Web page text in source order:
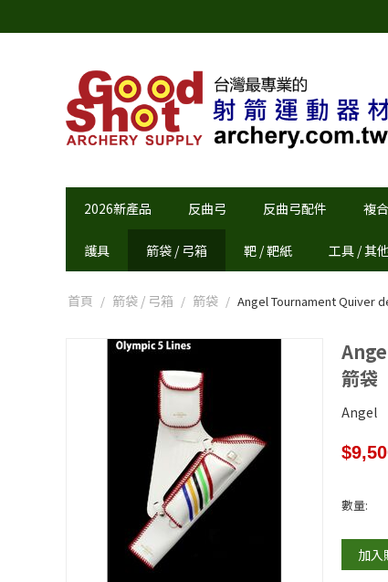
2026新產品 反曲弓 反曲弓配件 複
護具 箭袋 / 弓箱 靶 / 靶紙 工具 / 其
首頁 / 箭袋 / 弓箱 / 箭袋 / Angel Tournament Quiver
箭袋
Angel
$
數量:
加入